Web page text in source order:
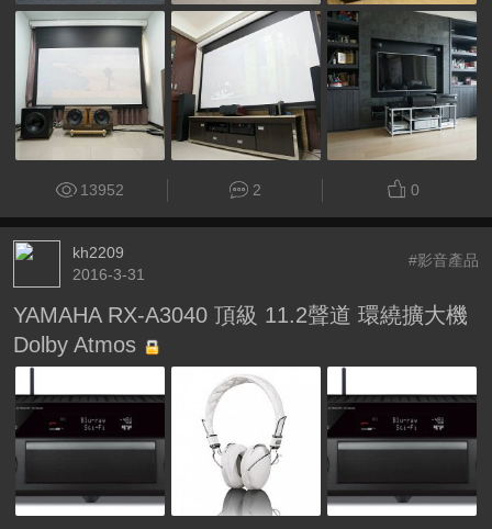
13952 2 0
kh2209
2016-3-31
#影音產品
YAMAHA RX-A3040 頂級 11.2聲道 環繞擴大機
Dolby Atmos